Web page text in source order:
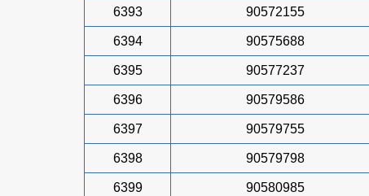
6393 90572155
6394 90575688
6395 90577237
6396 90579586
6397 90579755
6398 90579798
6399 90580985